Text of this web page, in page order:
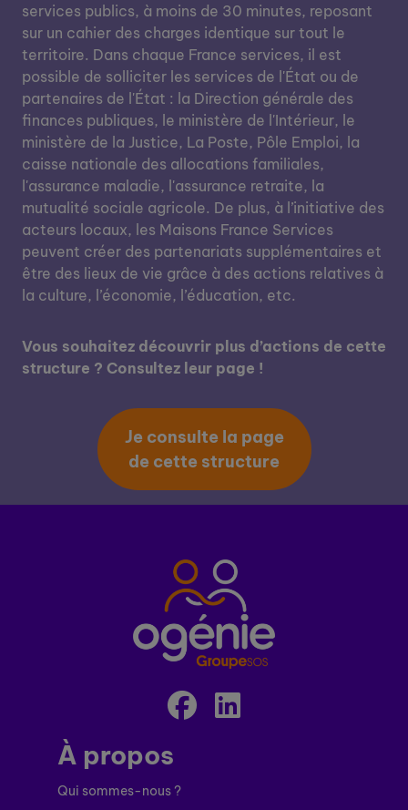
services publics, à moins de 30 minutes, reposant
sur un cahier des charges identique sur tout le
territoire. Dans chaque France services, il est
possible de solliciter les services de l'État ou de
partenaires de l'État : la Direction générale des
finances publiques, le ministère de l'Intérieur, le
ministère de la Justice, La Poste, Pôle Emploi, la
caisse nationale des allocations familiales,
l'assurance maladie, l'assurance retraite, la
mutualité sociale agricole. De plus, à l’initiative des
acteurs locaux, les Maisons France Services
peuvent créer des partenariats supplémentaires et
être des lieux de vie grâce à des actions relatives à
la culture, l’économie, l’éducation, etc.
Vous souhaitez découvrir plus d’actions de cette
structure ? Consultez leur page !
Je consulte la page
de cette structure
À propos
Qui sommes-nous ?